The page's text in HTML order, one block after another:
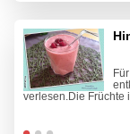
verlesen.Die Früchte